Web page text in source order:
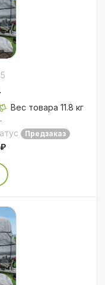
Вес товара 11.8 кг
Предзаказ